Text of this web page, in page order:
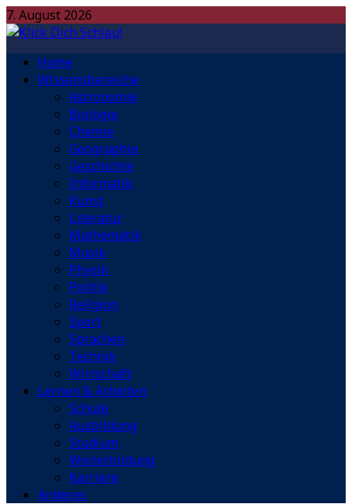
7. August 2026
Home
Wissensbereiche
Astronomie
Biologie
Chemie
Geographie
Geschichte
Informatik
Kunst
Literatur
Mathematik
Musik
Physik
Politik
Religion
Sport
Sprachen
Technik
Wirtschaft
Lernen & Arbeiten
Schule
Ausbildung
Studium
Weiterbildung
Karriere
Anderes